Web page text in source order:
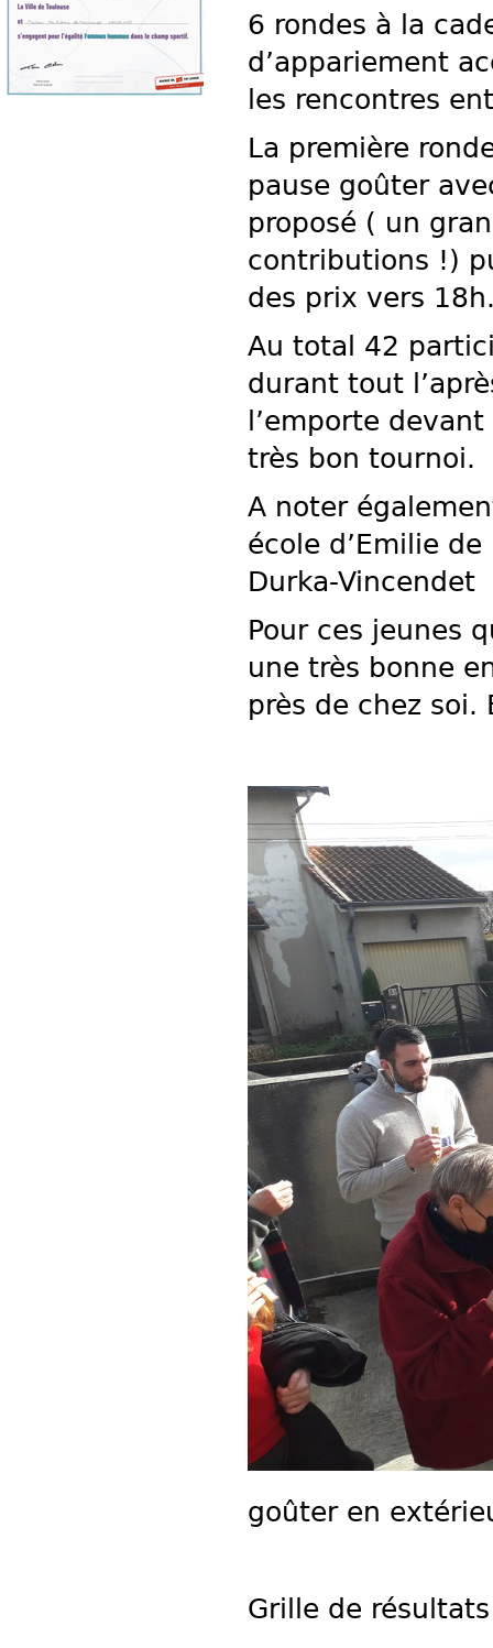
6 rondes à la
d’appariement
les rencontres
La première
pause goûter
proposé ( un
contributions !)
des prix vers
Au total 42
durant tout
l’emporte
très bon tournoi.
A noter
école d’Emilie
Durka-Vincendet
Pour ces jeunes
une très bonne
près de chez
goûter en
Grille de